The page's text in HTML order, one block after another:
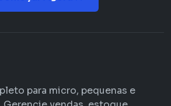
para micro, pequenas e